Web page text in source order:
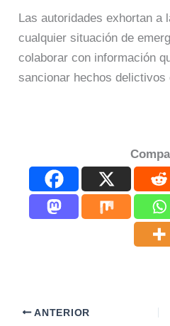
Las autoridades exhortan a
cualquier situación de
colaborar con información
sancionar hechos delictivos
ANTERIOR